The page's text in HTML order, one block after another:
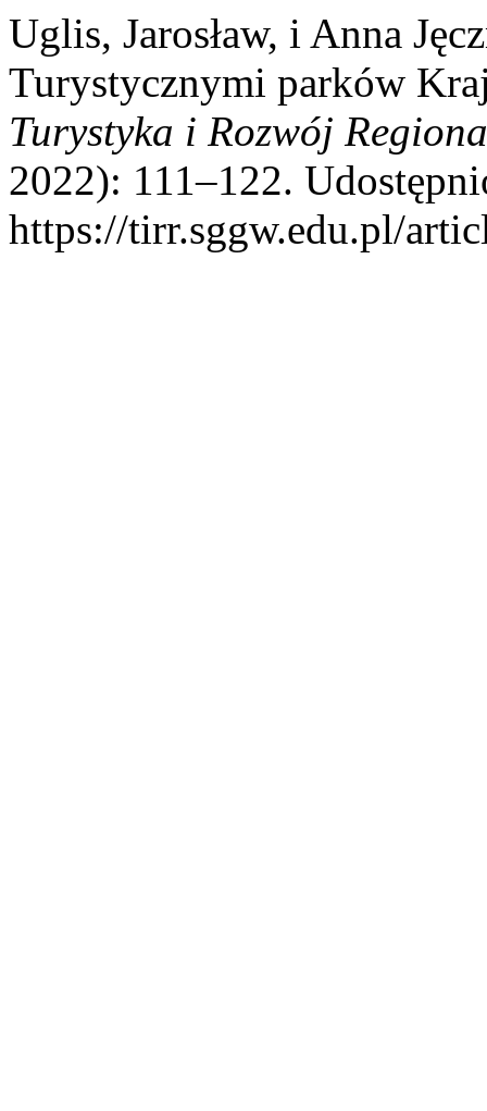
Uglis, Jarosław, i Anna
Turystycznymi parków
Turystyka i Rozwój
2022): 111–122.
https://tirr.sggw.edu.pl/